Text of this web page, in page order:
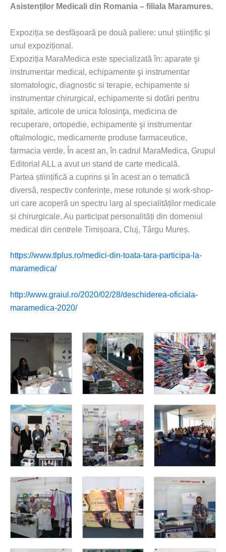
Asistenților Medicali din Romania – filiala Maramures.
Expoziția se desfășoară pe două paliere: unul științific și
unul expozițional.
Expoziția MaraMedica este specializată în: aparate şi
instrumentar medical, echipamente şi instrumentar
stomatologic, diagnostic si terapie, echipamente si
instrumentar chirurgical, echipamente si dotări pentru
spitale, articole de unica folosinţa, medicina de
recuperare, ortopedie, echipamente şi instrumentar
oftalmologic, medicamente produse farmaceutice,
farmacia verde. În acest an, în cadrul MaraMedica, Grupul
Editorial ALL a avut un stand de carte medicală.
Partea științifică a cuprins și în acest an o tematică
diversă, respectiv conferințe, mese rotunde și work-shop-
uri care acoperă un spectru larg al specialităților medicale
și chirurgicale. Au participat personalități din domeniul
medical din centrele Timișoara, Cluj, Târgu Mureș.
https://www.tlplus.ro/medici-din-toata-tara-participa-la-
maramedica/
http://www.graiul.ro/2020/02/28/deschiderea-oficiala-
maramedica-2020/